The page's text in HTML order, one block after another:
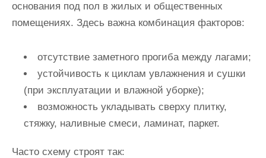
основания под пол в жилых и общественных
помещениях. Здесь важна комбинация факторов:
отсутствие заметного прогиба между лагами;
устойчивость к циклам увлажнения и сушки
(при эксплуатации и влажной уборке);
возможность укладывать сверху плитку,
стяжку, наливные смеси, ламинат, паркет.
Часто схему строят так: